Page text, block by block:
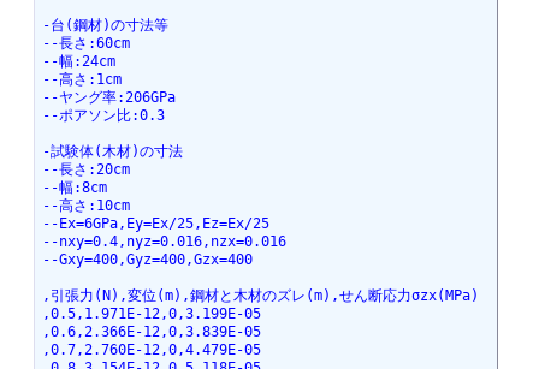
-台(鋼材)の寸法等
--長さ:60cm
--幅:24cm
--高さ:1cm
--ヤング率:206GPa
--ポアソン比:0.3
-試験体(木材)の寸法
--長さ:20cm
--幅:8cm
--高さ:10cm
--Ex=6GPa,Ey=Ex/25,Ez=Ex/25
--nxy=0.4,nyz=0.016,nzx=0.016
--Gxy=400,Gyz=400,Gzx=400
,引張力(N),変位(m),鋼材と木材のズレ(m),せん断応力σzx(MPa)
,0.5,1.971E-12,0,3.199E-05
,0.6,2.366E-12,0,3.839E-05
,0.7,2.760E-12,0,4.479E-05